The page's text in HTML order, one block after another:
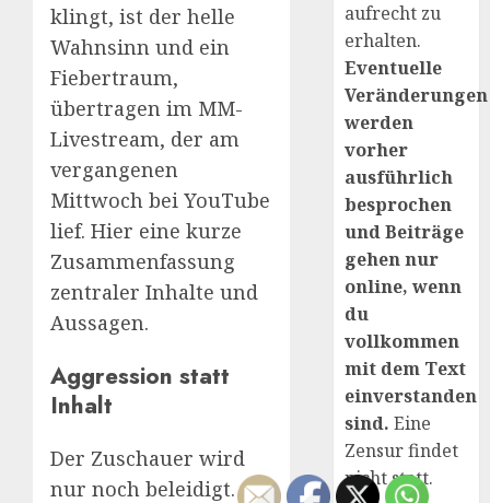
klingt, ist der helle
Wahnsinn und ein
Fiebertraum,
übertragen im MM-
Livestream, der am
vergangenen
Mittwoch bei YouTube
lief. Hier eine kurze
Zusammenfassung
zentraler Inhalte und
Aussagen.
Aggression statt
Inhalt
Der Zuschauer wird
nur noch beleidigt.
aufrecht zu
erhalten.
Eventuelle
Veränderungen
werden
vorher
ausführlich
besprochen
und Beiträge
gehen nur
online, wenn
du
vollkommen
mit dem Text
einverstanden
sind. Eine
Zensur findet
nicht statt.